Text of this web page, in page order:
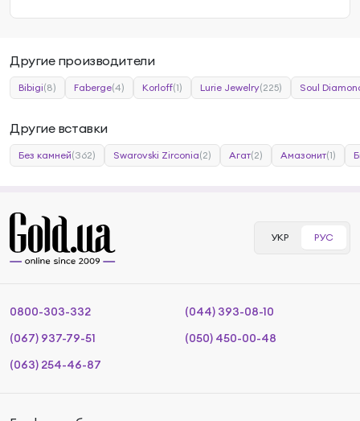
Другие производители
Bibigi(8) Faberge(4) Korloff(1) Lurie Jewelry(225) Soul
Другие вставки
Без камней(362) Swarovski Zirconia(2) Агат(2) Амазонит(1)
УКР РУС
0800-303-332
(044) 393-08-10
(067) 937-79-51
(050) 450-00-48
(063) 254-46-87